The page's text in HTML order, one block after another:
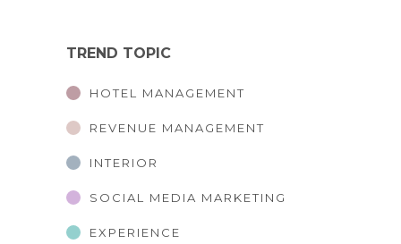
TREND TOPIC
HOTEL MANAGEMENT
REVENUE MANAGEMENT
INTERIOR
SOCIAL MEDIA MARKETING
EXPERIENCE